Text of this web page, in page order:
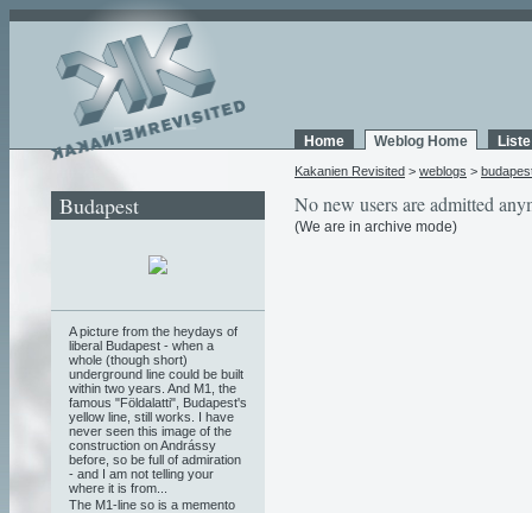
Home Weblog Home
Kakanien Revisited > weblogs >
No new users are admitted
(We are in archive mode)
Budapest
A picture from the heydays of
liberal Budapest - when a
whole (though short)
underground line could be built
within two years. And M1, the
famous "Földalatti", Budapest's
yellow line, still works. I have
never seen this image of the
construction on Andrássy
before, so be full of admiration
- and I am not telling your
where it is from...
The M1-line so is a memento